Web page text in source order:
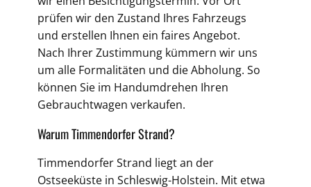
prüfen wir den Zustand Ihres Fahrzeugs
und erstellen Ihnen ein faires Angebot.
Nach Ihrer Zustimmung kümmern wir uns
um alle Formalitäten und die Abholung. So
können Sie im Handumdrehen Ihren
Gebrauchtwagen verkaufen.
Warum Timmendorfer Strand?
Timmendorfer Strand liegt an der
Ostseeküste in Schleswig-Holstein. Mit etwa